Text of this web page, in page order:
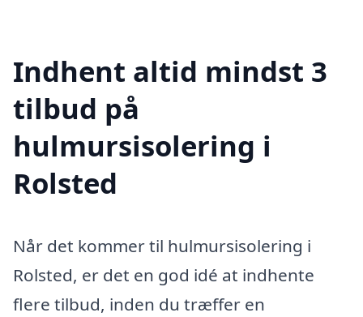
Indhent altid mindst 3
tilbud på
hulmursisolering i
Rolsted
Når det kommer til hulmursisolering i
Rolsted, er det en god idé at indhente
flere tilbud, inden du træffer en